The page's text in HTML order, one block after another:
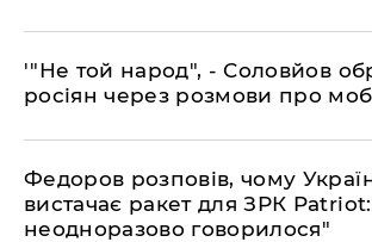
​'"Не той народ", - Соловйов
росіян через розмови про
​Федоров розповів, чому
вистачає ракет для ЗРК
неодноразово говорилося"